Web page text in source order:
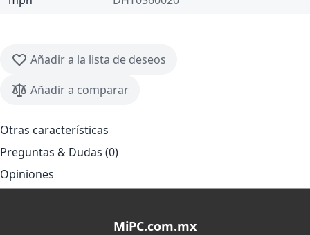
Añadir a la lista de deseos
Añadir a comparar
Otras características
Preguntas & Dudas (0)
Opiniones
MiPC.com.mx